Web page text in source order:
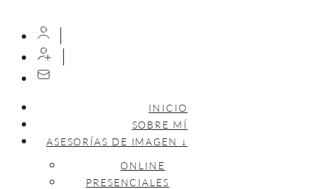
INICIO
SOBRE MÍ
ASESORÍAS DE IMAGEN ↓
ONLINE
PRESENCIALES